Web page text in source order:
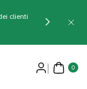
clienti
0
AR
TIC